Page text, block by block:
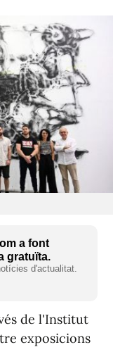
a font
gratuïta.
d'actualitat.
de l'Institut
exposicions